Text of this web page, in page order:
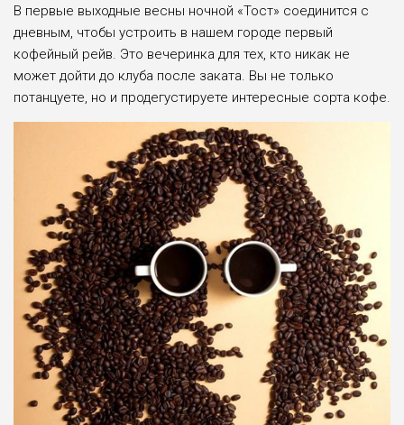
В первые выходные весны ночной «Тост» соединится с
дневным, чтобы устроить в нашем городе первый
кофейный рейв. Это вечеринка для тех, кто никак не
может дойти до клуба после заката. Вы не только
потанцуете, но и продегустируете интересные сорта кофе.